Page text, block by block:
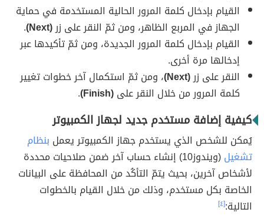
القيام بإدخال كلمة المرور الحالية المستخدمة في حماية
الجهاز في المربع الظاهر، ومن ثمّ النقر على زر(Next)
.
القيام بإدخال كلمة المرور الجديدة، ومن ثمّ تأكيدها عبر
إدخالها مرة أخرى.
النقر على زر(Next)
، ومن ثمّ استكمال آخر خطوات تغيير
كلمة المرور من خلال النقر على(Finish)
.
كيفية إضافة مستخدم جديد لجهاز الكمبيوتر
يُمكن للشخص الذي يستخدم جهاز الكمبيوتر يعمل بنظام
تشغيل
(ويندوز10) إنشاء حساب آخر ضمن صلاحيات محددة
لأشخاص آخرين، بحيث يتمّ التأكُد من المحافظة على البيانات
الخاصة بكل مستخدم، وذلك من خلال القيام بالخطوات
التالية:[٤]